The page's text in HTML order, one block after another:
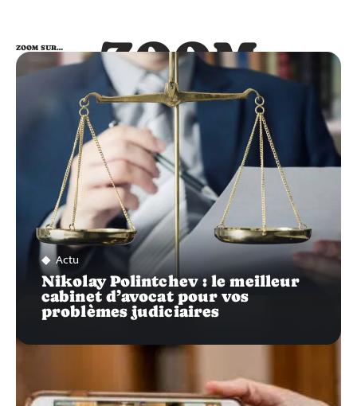
ZOOM
SUR…
ZOOM SUR…
Actu
Nikolay Polintchev : le meilleur
cabinet d’avocat pour vos
problèmes judiciaires